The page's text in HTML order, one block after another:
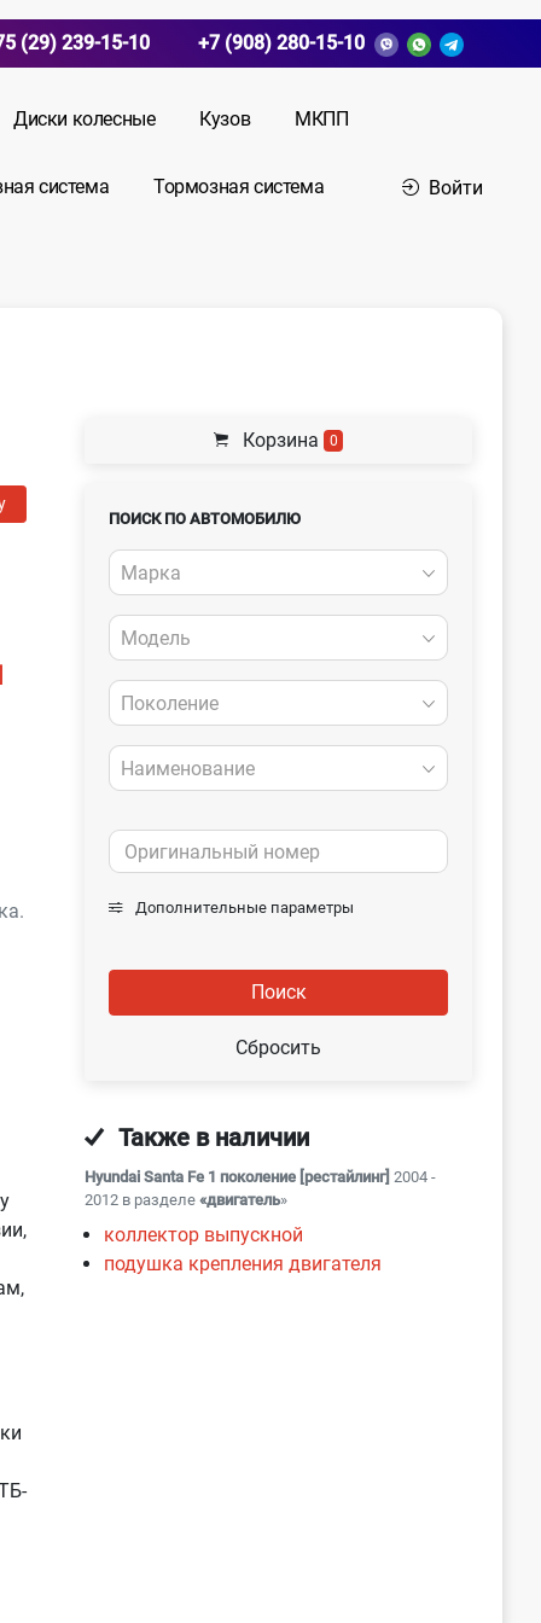
(29) 239-15-10 +7 (908) 280-15-10
Диски колесные Кузов МКПП
система Тормозная система Войти
Корзина 0
ПОИСК ПО АВТОМОБИЛЮ
Марка
Модель
Поколение
Наименование
Дополнительные параметры
Поиск
Сбросить
Также в наличии
Hyundai Santa Fe 1 поколение [рестайлинг] 2004 -
2012 в разделе «двигатель»
коллектор выпускной
подушка крепления двигателя